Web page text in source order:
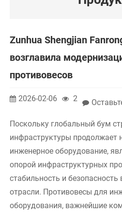
Zunhua Shengjian
возглавила
противовесов
2026-02-06 2
Поскольку глобальный бум
инфраструктуры продолжает
инженерное оборудование,
опорой инфраструктурных
стабильность и
отрасли. Противовесы для
оборудования, важнейшие